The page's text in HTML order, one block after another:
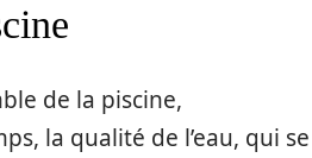
de la piscine,
la qualité de l’eau, qui se